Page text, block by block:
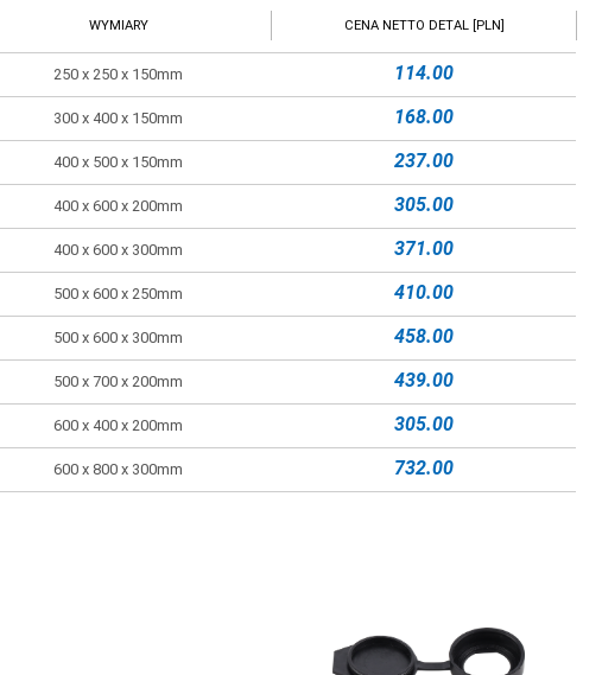
WYMIARY CENA NETTO DETAL [PLN]
250 x 250 x 150mm 114.00
300 x 400 x 150mm 168.00
400 x 500 x 150mm 237.00
400 x 600 x 200mm 305.00
400 x 600 x 300mm 371.00
500 x 600 x 250mm 410.00
500 x 600 x 300mm 458.00
500 x 700 x 200mm 439.00
600 x 400 x 200mm 305.00
600 x 800 x 300mm 732.00